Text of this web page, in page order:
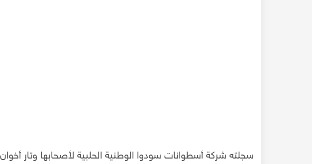
سجلته شركة أسطوانات سودوا الوطنية الحلبية لأصحابها وتار